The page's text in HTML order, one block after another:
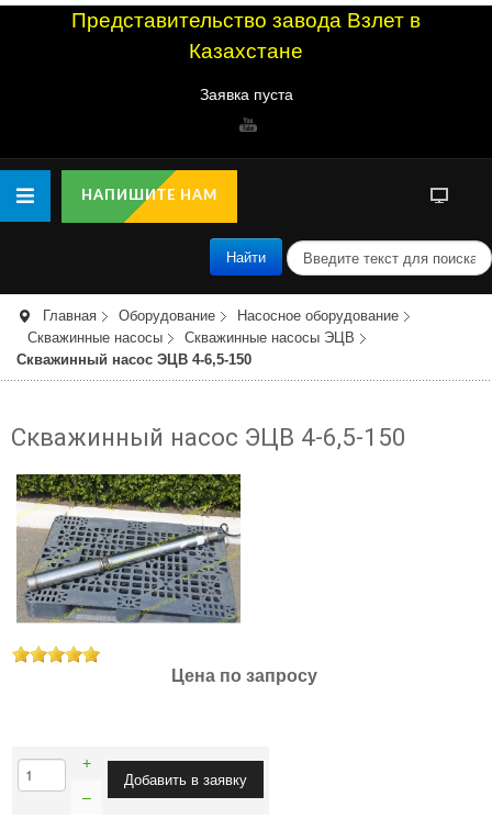
Представительство завода Взлет в
Казахстане
Заявка пуста
НАПИШИТЕ НАМ
Найти
п
о
и
с
к
Главная Оборудование
Насосное оборудование
Скважинные насосы
Скважинные насосы ЭЦВ
Скважинный насос ЭЦВ 4-6,5-150
Скважинный насос ЭЦВ 4-6,5-150
Цена по запросу
+
–